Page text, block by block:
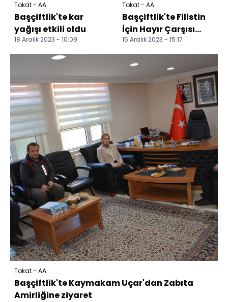
Tokat - AA
Başçiftlik'te kar
yağışı etkili oldu
18 Aralık 2023 - 10:09
Tokat - AA
Başçiftlik'te Filistin
İçin Hayır Çarşısı
kuruldu
15 Aralık 2023 - 15:17
Tokat - AA
Başçiftlik'te Kaymakam Uçar'dan Zabıta
Amirliğine ziyaret